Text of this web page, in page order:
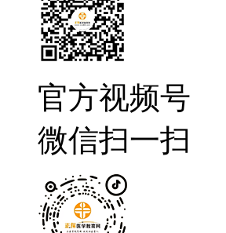
官方视频号
微信扫一扫